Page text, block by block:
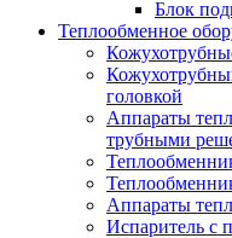
Блок
Теплообменное
головкой
Аппараты
трубными
Аппараты
Испаритель с